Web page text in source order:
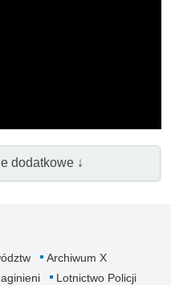
dodatkowe ↓
Archiwum X
Lotnictwo Policji